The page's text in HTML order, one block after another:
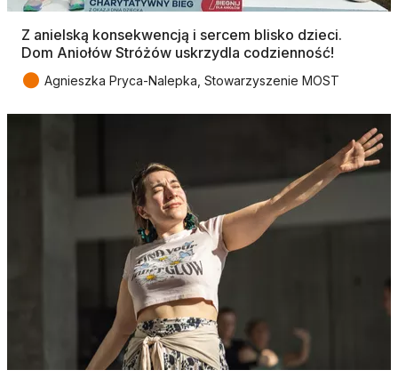
Z anielską konsekwencją i sercem blisko dzieci.
Dom Aniołów Stróżów uskrzydla codzienność!
● Agnieszka Pryca-Nalepka, Stowarzyszenie MOST